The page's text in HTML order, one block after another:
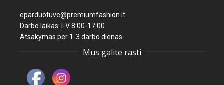
eparduotuve@premiumfashion.lt
Darbo laikas: I-V 8:00-17:00
Atsakymas per 1-3 darbo dienas
Mus galite rasti